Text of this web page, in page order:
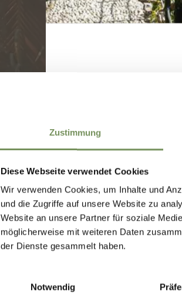
Zustimmung
Diese Webseite verwendet Cookies
Wir verwenden Cookies, um Inhalte und
und die Zugriffe auf unsere Website zu
Website an unsere Partner für soziale
möglicherweise mit weiteren Daten
der Dienste gesammelt haben.
Notwendig